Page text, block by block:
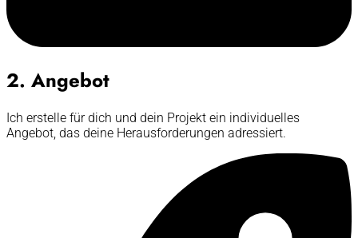
2. Angebot
Ich erstelle für dich und dein Projekt ein individuelles
Angebot, das deine Herausforderungen adressiert.